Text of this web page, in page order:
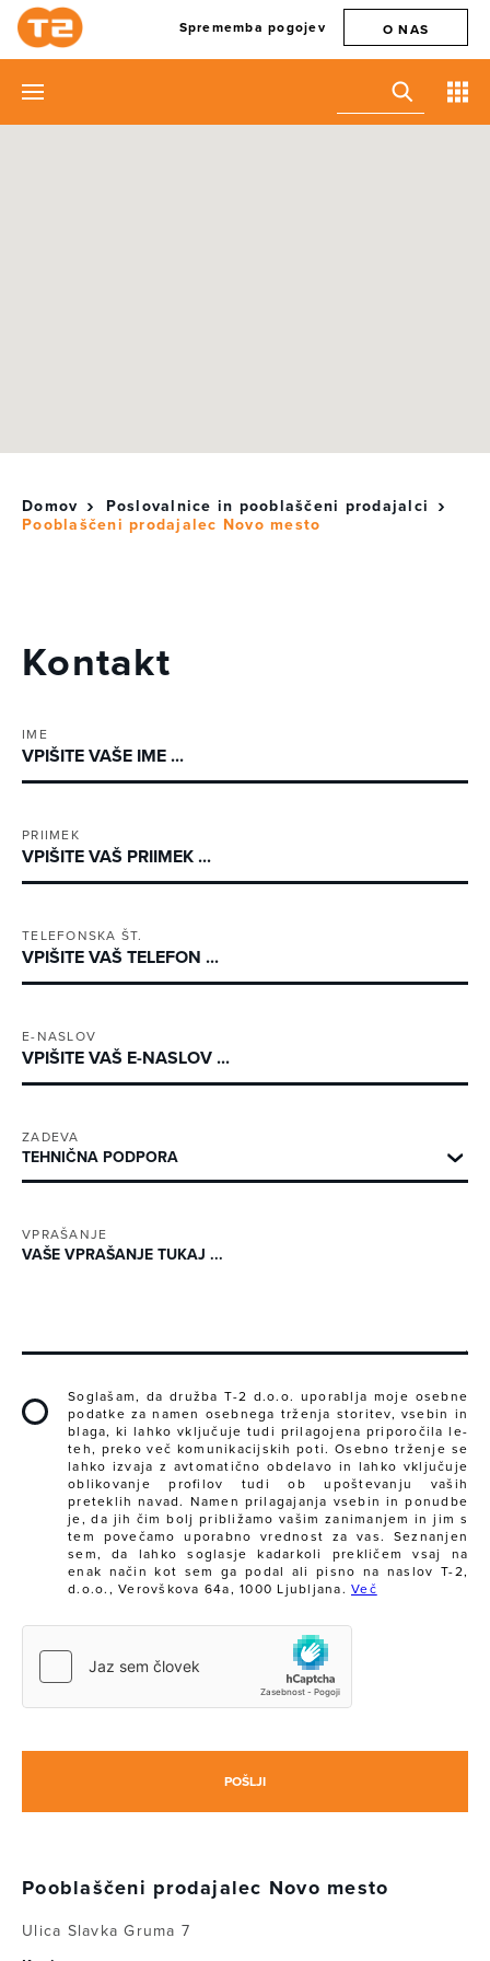
Sprememba pogojev O NAS
Domov
Poslovalnice in pooblaščeni prodajalci
Pooblaščeni prodajalec Novo mesto
Kontakt
IME
PRIIMEK
TELEFONSKA ŠT.
E-NASLOV
ZADEVA
VPRAŠANJE
Soglašam, da družba T-2 d.o.o. uporablja moje osebne
podatke za namen osebnega trženja storitev, vsebin in
blaga, ki lahko vključuje tudi prilagojena priporočila le-
teh, preko več komunikacijskih poti. Osebno trženje se
lahko izvaja z avtomatično obdelavo in lahko vključuje
oblikovanje profilov tudi ob upoštevanju vaših
preteklih navad. Namen prilagajanja vsebin in ponudbe
je, da jih čim bolj približamo vašim zanimanjem in jim s
tem povečamo uporabno vrednost za vas. Seznanjen
sem, da lahko soglasje kadarkoli prekličem vsaj na
enak način kot sem ga podal ali pisno na naslov T-2,
d.o.o., Verovškova 64a, 1000 Ljubljana. Več
Pooblaščeni prodajalec Novo mesto
Ulica Slavka Gruma 7